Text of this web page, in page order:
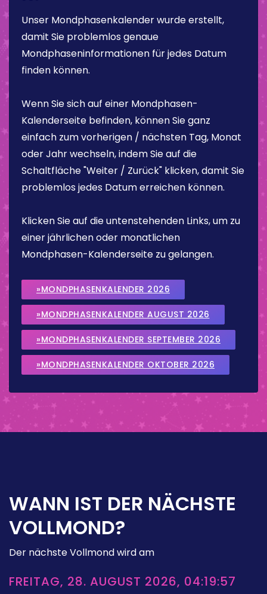
Unser Mondphasenkalender wurde erstellt,
damit Sie problemlos genaue
Mondphaseninformationen für jedes Datum
finden können.
Wenn Sie sich auf einer Mondphasen-
Kalenderseite befinden, können Sie ganz
einfach zum vorherigen / nächsten Tag, Monat
oder Jahr wechseln, indem Sie auf die
Schaltfläche "Weiter / Zurück" klicken, damit Sie
problemlos jedes Datum erreichen können.
Klicken Sie auf die untenstehenden Links, um zu
einer jährlichen oder monatlichen
Mondphasen-Kalenderseite zu gelangen.
»MONDPHASENKALENDER 2026
»MONDPHASENKALENDER AUGUST 2026
»MONDPHASENKALENDER SEPTEMBER 2026
»MONDPHASENKALENDER OKTOBER 2026
WANN IST DER NÄCHSTE
VOLLMOND?
Der nächste Vollmond wird am
FREITAG, 28. AUGUST 2026, 04:19:57